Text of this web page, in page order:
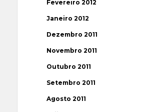
Fevereiro 2012
Janeiro 2012
Dezembro 2011
Novembro 2011
Outubro 2011
Setembro 2011
Agosto 2011